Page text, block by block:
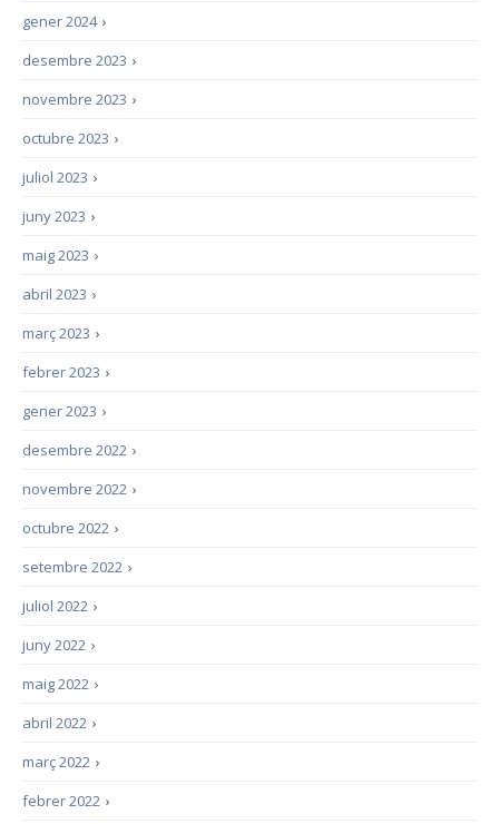
›
gener 2024
›
desembre 2023
›
novembre 2023
›
octubre 2023
›
juliol 2023
›
juny 2023
›
maig 2023
›
abril 2023
›
març 2023
›
febrer 2023
›
gener 2023
›
desembre 2022
›
novembre 2022
›
octubre 2022
›
setembre 2022
›
juliol 2022
›
juny 2022
›
maig 2022
›
abril 2022
›
març 2022
›
febrer 2022